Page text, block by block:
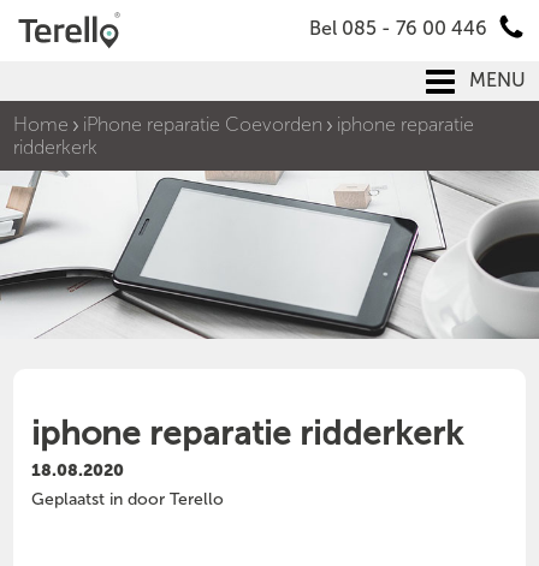
Bel 085 - 76 00 446
MENU
Home
iPhone reparatie Coevorden
iphone reparatie
ridderkerk
iphone reparatie ridderkerk
18.08.2020
Geplaatst in door Terello